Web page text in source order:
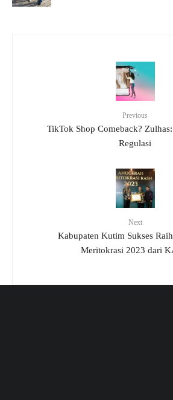
Previous
TikTok Shop Comeback?
Regulasi
Next
Kabupaten Kutim Sukses
Meritokrasi 2023 dari